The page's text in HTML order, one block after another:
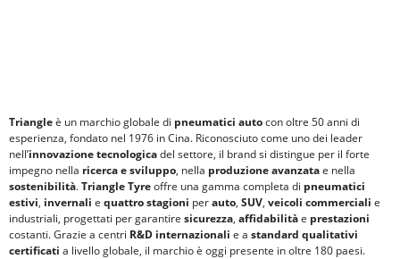
Triangleè un marchio globale di pneumatici autocon oltre 50 anni di
esperienza, fondato nel 1976 in Cina. Riconosciuto come uno dei leader
nell’innovazione tecnologicadel settore, il brand si distingue per il forte
impegno nella ricerca e sviluppo, nella produzione avanzatae nella
sostenibilità.Triangle Tyreoffre una gamma completa di pneumatici
estivi, invernali e quattro stagioni perauto, SUV, veicoli commerciali e
industriali, progettati per garantire sicurezza, affidabilitàe prestazioni
costanti. Grazie a centri R&D internazionali e a standard qualitativi
certificati a livello globale, il marchio è oggi presente in oltre 180 paesi.